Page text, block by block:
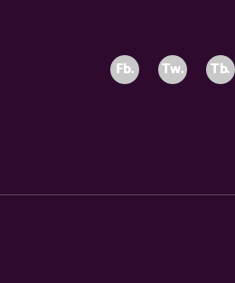
Fb. Tw. Tb.